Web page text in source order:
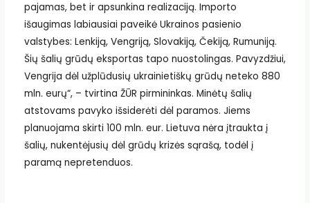
pajamas, bet ir apsunkina realizaciją. Importo
išaugimas labiausiai paveikė Ukrainos pasienio
valstybes: Lenkiją, Vengriją, Slovakiją, Čekiją, Rumuniją.
Šių šalių grūdų eksportas tapo nuostolingas. Pavyzdžiui,
Vengrija dėl užplūdusių ukrainietiškų grūdų neteko 880
mln. eurų“, – tvirtina ŽŪR pirmininkas. Minėtų šalių
atstovams pavyko išsiderėti dėl paramos. Jiems
planuojama skirti 100 mln. eur. Lietuva nėra įtraukta į
šalių, nukentėjusių dėl grūdų krizės sąrašą, todėl į
paramą nepretenduos.